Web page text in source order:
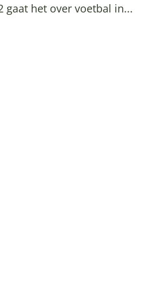
gaat het over voetbal in...